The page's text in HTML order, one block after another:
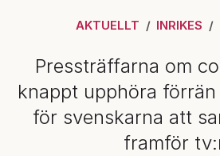
AKTUELLT INRIKES
Pressträffarna om
knappt upphöra
för svenskarna att
framför